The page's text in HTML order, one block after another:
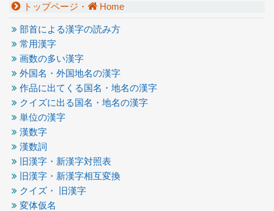
トップページ・ Home
部首による漢字の読み方
常用漢字
画数の多い漢字
外国名・外国地名の漢字
作品に出てくる国名・地名の漢字
クイズに出る国名・地名の漢字
単位の漢字
漢数字
漢数詞
旧漢字・新漢字対照表
旧漢字・新漢字相互変換
クイズ・ 旧漢字
変体仮名